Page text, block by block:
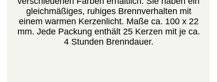
gleichmäßiges, ruhiges Brennverhalten mit
einem warmen Kerzenlicht. Maße ca. 100 x 22
mm. Jede Packung enthält 25 Kerzen mit je ca.
4 Stunden Brenndauer.